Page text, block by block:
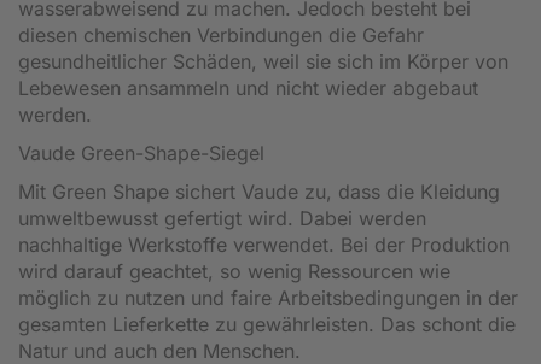
wasserabweisend zu machen. Jedoch besteht bei
diesen chemischen Verbindungen die Gefahr
gesundheitlicher Schäden, weil sie sich im Körper von
Lebewesen ansammeln und nicht wieder abgebaut
werden.
Vaude Green-Shape-Siegel
Mit Green Shape sichert Vaude zu, dass die Kleidung
umweltbewusst gefertigt wird. Dabei werden
nachhaltige Werkstoffe verwendet. Bei der Produktion
wird darauf geachtet, so wenig Ressourcen wie
möglich zu nutzen und faire Arbeitsbedingungen in der
gesamten Lieferkette zu gewährleisten. Das schont die
Natur und auch den Menschen.